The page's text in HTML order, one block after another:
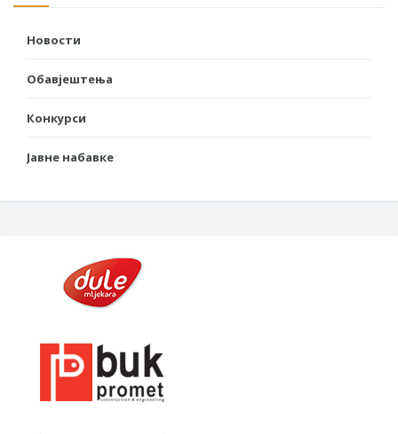
Новости
Обавјештења
Конкурси
Јавне набавке